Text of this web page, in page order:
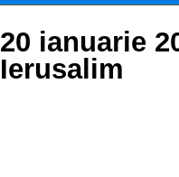
20 ianuarie
Ierusalim